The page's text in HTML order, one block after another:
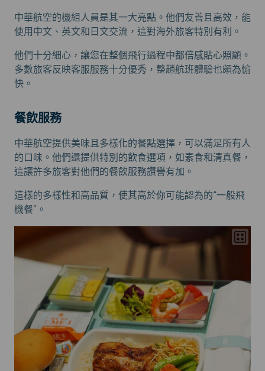
中華航空的機組人員是其一大亮點。他們友善且高效，能
使用中文、英文和日文交流，這對海外旅客特別有利。
他們十分細心，讓您在整個飛行過程中都倍感貼心照顧。
多數旅客反映客服服務十分優秀，整趟航班體驗也頗為愉
快。
餐飲服務
中華航空提供美味且多樣化的餐點選擇，可以滿足所有人
的口味。他們還提供特別的飲食選項，如素食和清真餐，
這讓許多旅客對他們的餐飲服務讚譽有加。
這樣的多樣性和高品質，使其高於你可能認為的“一般飛
機餐”。